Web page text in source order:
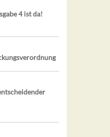
4 ist da!